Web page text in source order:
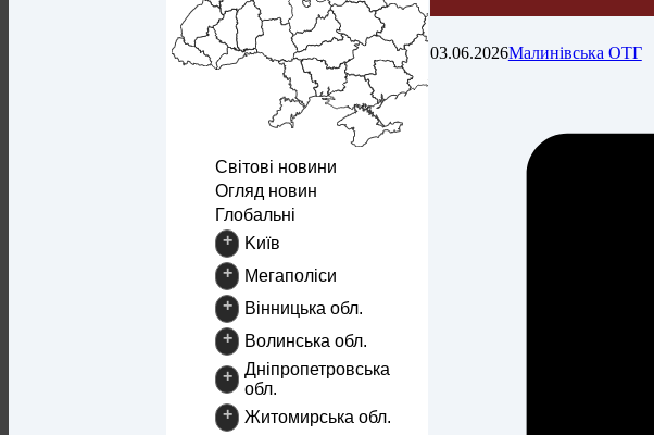
Світові новини
Огляд новин
Глобальні
+
Kиїв
+
Mегаполіси
+
Вінницька обл.
+
Волинська обл.
+
Дніпропетровська
обл.
+
Житомирська обл.
03.06.2026Малинівська ОТГ